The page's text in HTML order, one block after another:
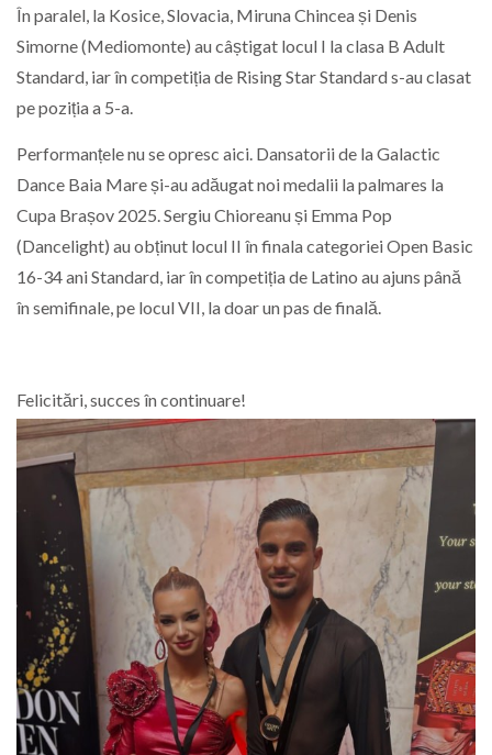
În paralel, la Kosice, Slovacia, Miruna Chincea și Denis
Simorne (Mediomonte) au câștigat locul I la clasa B Adult
Standard, iar în competiția de Rising Star Standard s-au clasat
pe poziția a 5-a.
Performanțele nu se opresc aici. Dansatorii de la Galactic
Dance Baia Mare și-au adăugat noi medalii la palmares la
Cupa Brașov 2025. Sergiu Chioreanu și Emma Pop
(Dancelight) au obținut locul II în finala categoriei Open Basic
16-34 ani Standard, iar în competiția de Latino au ajuns până
în semifinale, pe locul VII, la doar un pas de finală.
Felicitări, succes în continuare!